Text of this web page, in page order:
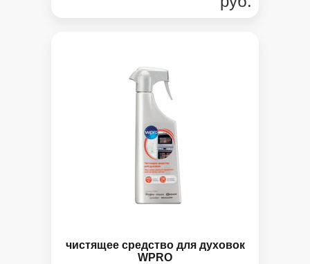
чистящее средство для духовок
WPRO